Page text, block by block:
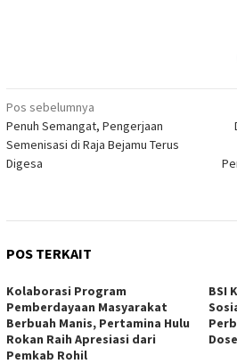
Navigasi
pos
Pos sebelumnya
Penuh Semangat, Pengerjaan
Semenisasi di Raja Bejamu Terus
Digesa
POS TERKAIT
Kolaborasi Program
Pemberdayaan Masyarakat
Berbuah Manis, Pertamina Hulu
Rokan Raih Apresiasi dari
Pemkab Rohil
BSI